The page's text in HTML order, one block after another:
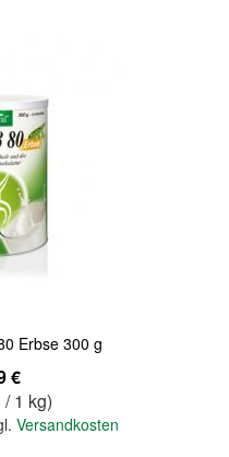
Erbse 300 g
€
/ 1 kg)
Versandkosten